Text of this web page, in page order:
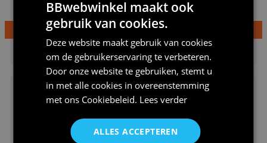
€24,95
Dames v hals t-shirt prinses v...
BBwebwinkel maakt ook
gebruik van cookies.
Deze website maakt gebruik van cookies
om de gebruikerservaring te verbeteren.
Door onze website te gebruiken, stemt u
in met alle cookies in overeenstemming
met ons Cookiebeleid. Lees verder
ALLES ACCEPTEREN